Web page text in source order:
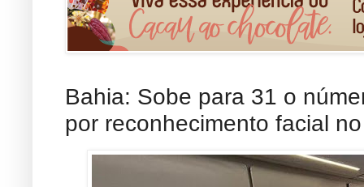
Bahia: Sobe para 31 o
por reconhecimento facial